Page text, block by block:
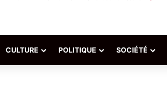
CULTURE POLITIQUE SOCIÉTÉ